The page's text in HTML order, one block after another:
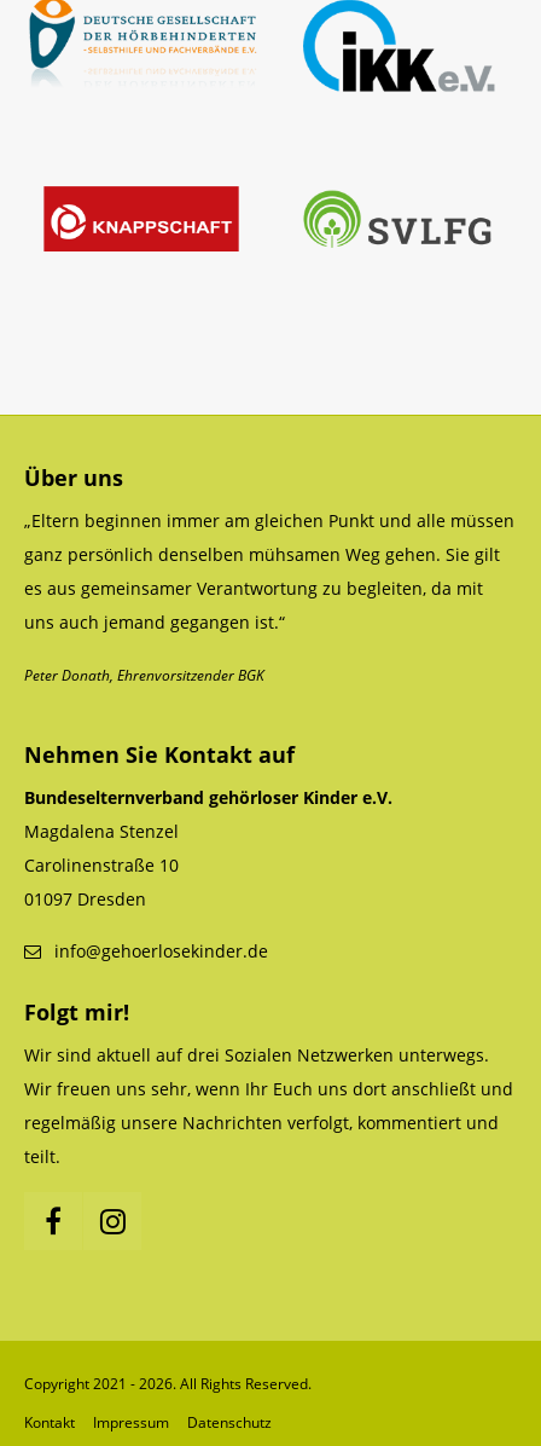
Über uns
„Eltern beginnen immer am gleichen Punkt und alle müssen
ganz persönlich denselben mühsamen Weg gehen. Sie gilt
es aus gemeinsamer Verantwortung zu begleiten, da mit
uns auch jemand gegangen ist.“
Peter Donath, Ehrenvorsitzender BGK
Nehmen Sie Kontakt auf
Bundeselternverband gehörloser Kinder e.V.
Magdalena Stenzel
Carolinenstraße 10
01097 Dresden
info@gehoerlosekinder.de
Folgt mir!
Wir sind aktuell auf drei Sozialen Netzwerken unterwegs.
Wir freuen uns sehr, wenn Ihr Euch uns dort anschließt und
regelmäßig unsere Nachrichten verfolgt, kommentiert und
teilt.
Copyright 2021 - 2026. All Rights Reserved.
Kontakt
Impressum Datenschutz